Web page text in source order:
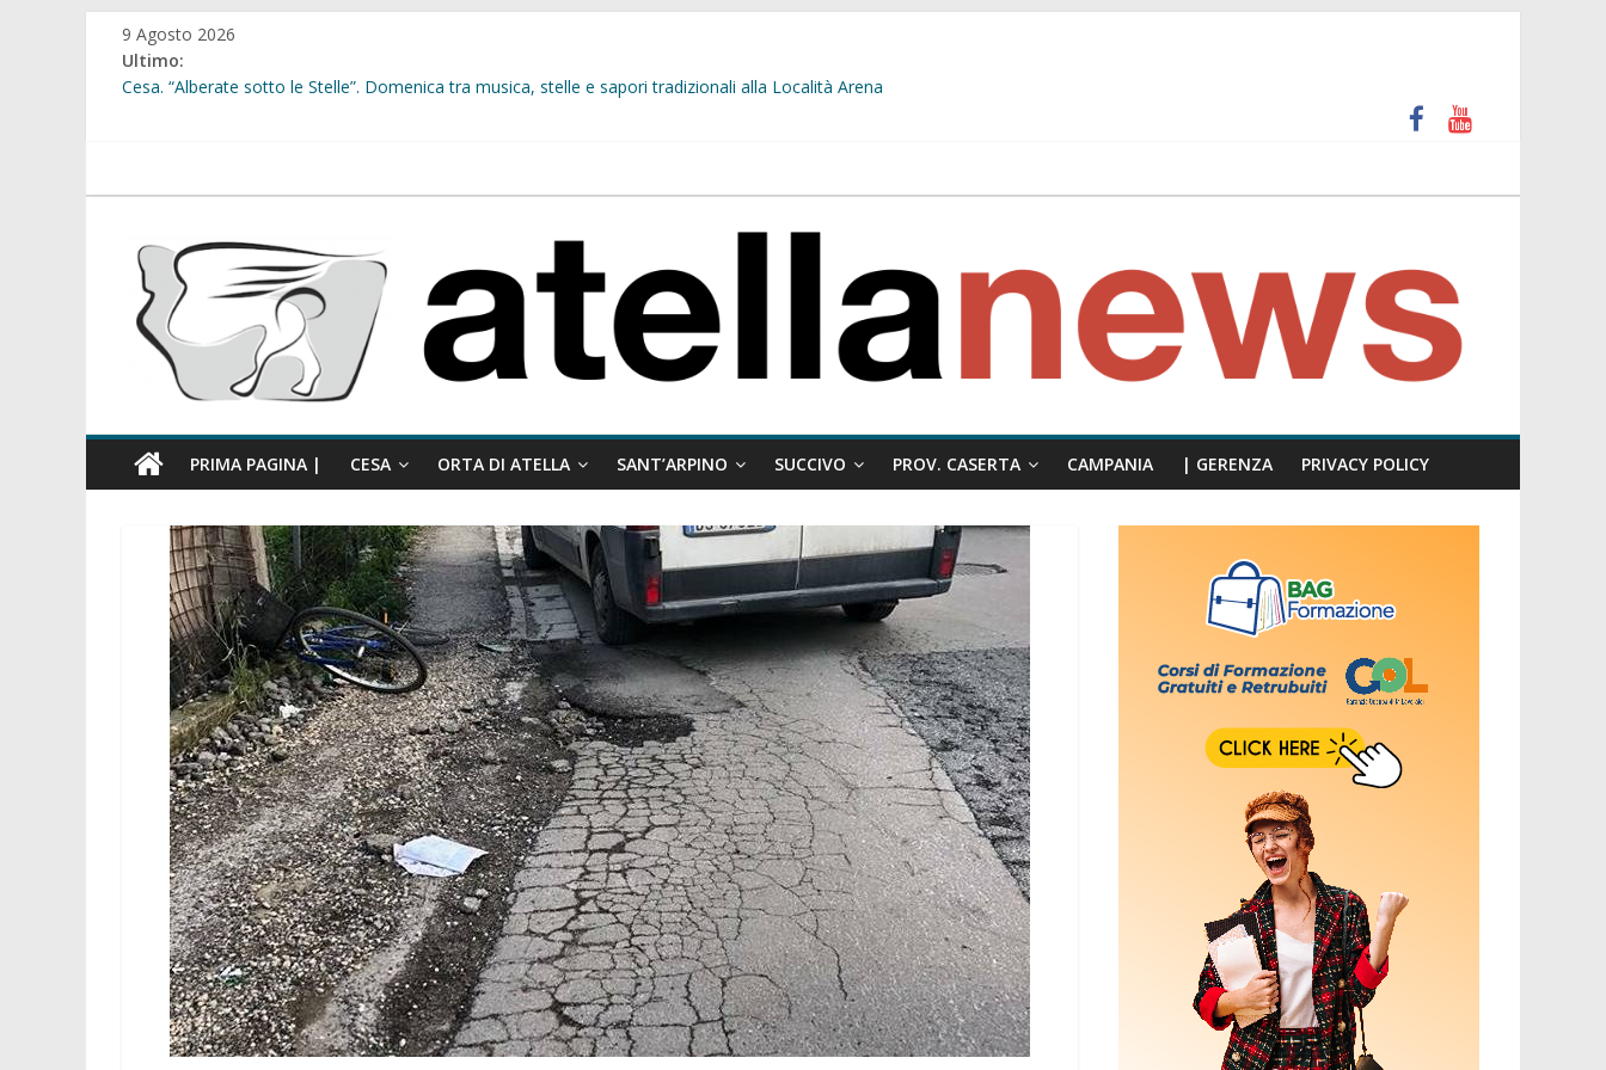
Salta
contenuto
9 Agosto 2026
Ultimo:
Cesa. “Alberate sotto le Stelle”. Domenica tra musica, stelle e sapori tradizionali alla Località Arena
Sant’Arpino. Consiglio comunale del 29 luglio, il gruppo misto:”La verità dei fatti, le bugie hanno le gambe corte. Altro che presunti insulti sessisti, parla il video del consiglio
atellanews.it
PRIMA PAGINA | CESA ORTA DI ATELLA SANT’ARPINO SUCCIVO PROV. CASERTA CAMPANIA | GERENZA PRIVACY POLICY